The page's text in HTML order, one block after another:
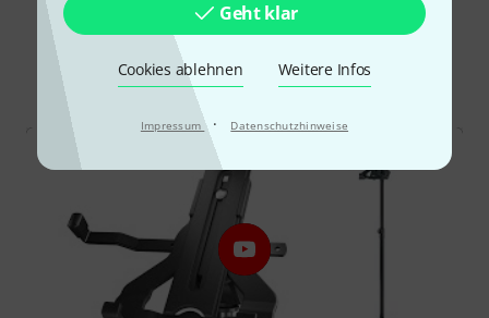
Geht klar
Cookies ablehnen Weitere Infos
Impressum · Datenschutzhinweise
Schon gewusst?
Alle Videos Downloads